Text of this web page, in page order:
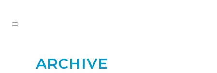
ARCHIVE